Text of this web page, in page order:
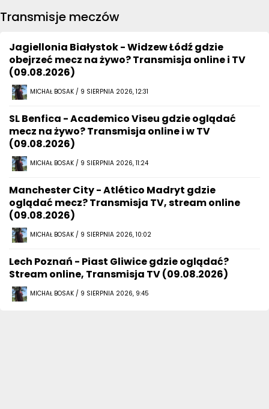
Transmisje meczów
Jagiellonia Białystok - Widzew Łódź gdzie
obejrzeć mecz na żywo? Transmisja online i TV
(09.08.2026)
MICHAŁ BOSAK / 9 SIERPNIA 2026, 12:31
SL Benfica - Academico Viseu gdzie oglądać
mecz na żywo? Transmisja online i w TV
(09.08.2026)
MICHAŁ BOSAK / 9 SIERPNIA 2026, 11:24
Manchester City - Atlético Madryt gdzie
oglądać mecz? Transmisja TV, stream online
(09.08.2026)
MICHAŁ BOSAK / 9 SIERPNIA 2026, 10:02
Lech Poznań - Piast Gliwice gdzie oglądać?
Stream online, Transmisja TV (09.08.2026)
MICHAŁ BOSAK / 9 SIERPNIA 2026, 9:45